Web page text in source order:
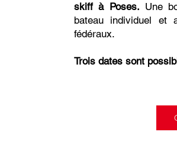
skiff à Poses. Une
bateau individuel et
fédéraux.
Trois dates sont